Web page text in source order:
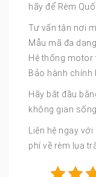
hãy để Rèm
Tư vấn tận nơi
Mẫu mã đa
Hệ thống motor
Bảo hành chính
Hãy bắt đầu
không gian
Liên hệ ngay
phí về rèm lụa